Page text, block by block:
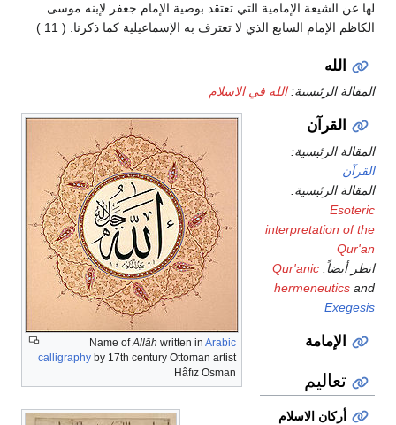
لها عن الشيعة الإمامية التي تعتقد بوصية الإمام جعفر لإبنه موسى
الكاظم الإمام السابع الذي لا تعترف به الإسماعيلية كما ذكرنا. ( 11 )
الله
المقالة الرئيسية:الله في الاسلام
Name ofAllāh written in Arabic
calligraphy by 17th century Ottoman artist
Hâfız Osman
القرآن
المقالة الرئيسية:
القرآن
المقالة الرئيسية:
Esoteric
interpretation of the
Qur'an
انظر أيضاً: Qur'anic
hermeneutics and
Exegesis
الإمامة
تعاليم
أركان الاسلام